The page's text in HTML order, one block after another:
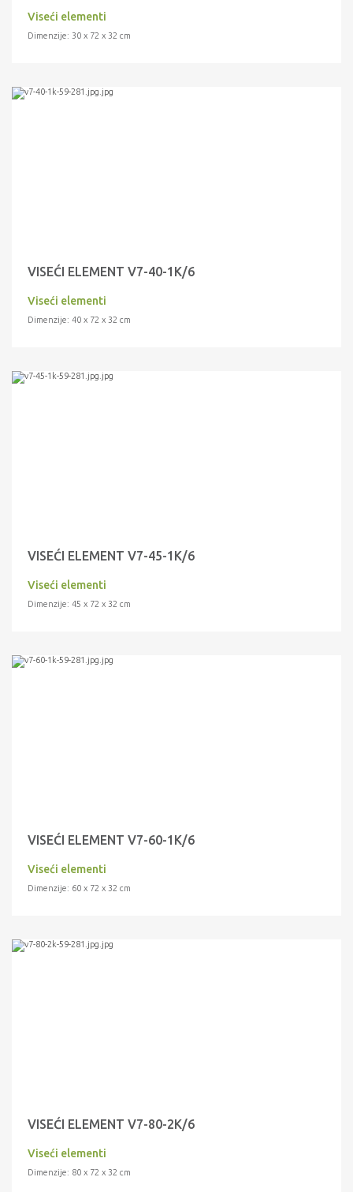
Viseći elementi
Dimenzije: 30 x 72 x 32 cm
VISEĆI ELEMENT V7-40-1K/6
Viseći elementi
Dimenzije: 40 x 72 x 32 cm
VISEĆI ELEMENT V7-45-1K/6
Viseći elementi
Dimenzije: 45 x 72 x 32 cm
VISEĆI ELEMENT V7-60-1K/6
Viseći elementi
Dimenzije: 60 x 72 x 32 cm
VISEĆI ELEMENT V7-80-2K/6
Viseći elementi
Dimenzije: 80 x 72 x 32 cm